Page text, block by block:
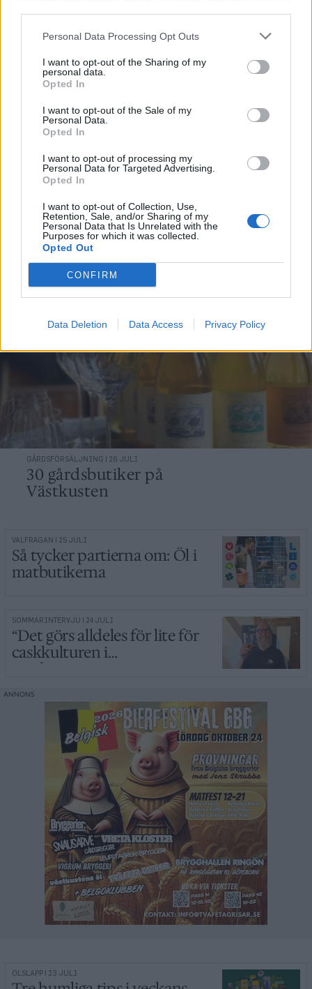
Personal Data Processing Opt Outs
I want to opt-out of the Sharing of my
personal data.
Opted In
I want to opt-out of the Sale of my
Personal Data.
Opted In
I want to opt-out of processing my
Personal Data for Targeted Advertising.
Opted In
I want to opt-out of Collection, Use,
Retention, Sale, and/or Sharing of my
Personal Data that Is Unrelated with the
Purposes for which it was collected.
Opted Out
CONFIRM
Data Deletion Data Access Privacy Policy
SOMMARINTERVJU | 27 JULI
“Jag får som kulturarbetare
ofta kritik för mitt val av
parti”
GÅRDSFÖRSÄLJNING | 26 JULI
30 gårdsbutiker på
Västkusten
VALFRÅGAN | 25 JULI
Så tycker partierna om: Öl i
matbutikerna
SOMMARINTERVJU | 24 JULI
“Det görs alldeles för lite för
caskkulturen i
Storbritannien”
ÖLSLÄPP | 23 JULI